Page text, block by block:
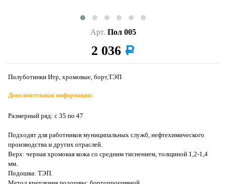
Арт. Пол 005
2 036 a
Полуботинки Итр, хромовые, борт,ТЭП
Дополнительная информация:
Размерный ряд: с 35 по 47
Подходят для работников муниципальных служб, нефтехимического
производства и других отраслей.
Верх: черная хромовая кожа со средним тиснением, толщиной 1,2-1,4
мм.
Подошва: ТЭП.